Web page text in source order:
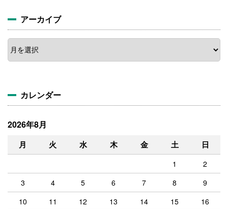
アーカイブ
ア
ー
カ
カレンダー
2026年8月
月 火 水 木 金 土 日
1
2
3
4 5 6 7 8
9
10
11 12 13 14 15
16